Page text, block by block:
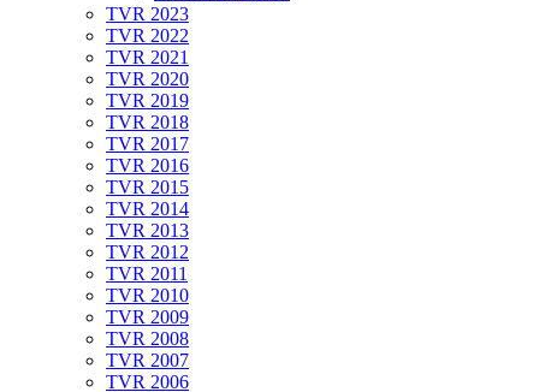
TVR 2023
TVR 2022
TVR 2021
TVR 2020
TVR 2019
TVR 2018
TVR 2017
TVR 2016
TVR 2015
TVR 2014
TVR 2013
TVR 2012
TVR 2011
TVR 2010
TVR 2009
TVR 2008
TVR 2007
TVR 2006